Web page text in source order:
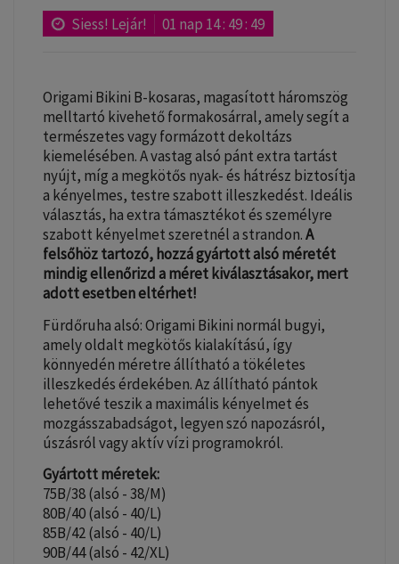
Siess! Lejár!
01 nap 14: 49: 49
Origami Bikini B-kosaras, magasított háromszög
melltartó kivehető formakosárral, amely segít a
természetes vagy formázott dekoltázs
kiemelésében. A vastag alsó pánt extra tartást
nyújt, míg a megkötős nyak- és hátrész biztosítja
a kényelmes, testre szabott illeszkedést. Ideális
választás, ha extra támasztékot és személyre
szabott kényelmet szeretnél a strandon.A
felsőhöz tartozó, hozzá gyártott alsó méretét
mindig ellenőrizd a méret kiválasztásakor, mert
adott esetben eltérhet!
Fürdőruha alsó: Origami Bikini normál bugyi,
amely oldalt megkötős kialakítású, így
könnyedén méretre állítható a tökéletes
illeszkedés érdekében. Az állítható pántok
lehetővé teszik a maximális kényelmet és
mozgásszabadságot, legyen szó napozásról,
úszásról vagy aktív vízi programokról.
Gyártott méretek:
75B/38 (alsó - 38/M)
80B/40 (alsó - 40/L)
85B/42 (alsó - 40/L)
90B/44 (alsó - 42/XL)